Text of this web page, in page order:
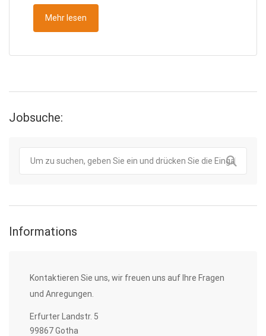
Mehr lesen
Jobsuche:
Informations
Kontaktieren Sie uns, wir freuen uns auf Ihre Fragen
und Anregungen.
Erfurter Landstr. 5
99867 Gotha